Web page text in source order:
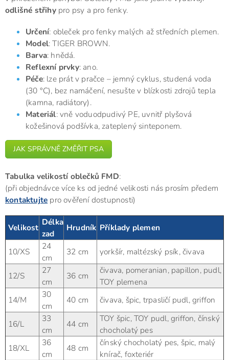
odlišné střihypro psy a pro fenky.
Určení: obleček pro fenky malých až středních plemen.
Model: TIGER BROWN.
Barva: hnědá.
Reflexní prvky: ano.
Péče: lze prát v pračce – jemný cyklus, studená voda
(30 °C), bez namáčení, nesušte v blízkosti zdrojů tepla
(kamna, radiátory).
Materiál: vně voduodpudivý PE, uvnitř plyšová
kožešinová podšívka, zateplený sinteponem.
JAK SPRÁVNĚ ZMĚŘIT PSA
Tabulka velikostí oblečků FMD:
(při objednávce více ks od jedné velikosti nás prosím předem
kontaktujte pro ověření dostupnosti)
Velikost
Délka
zad
Hrudník Příklady plemen
10/XS
24
cm
32 cm yorkšír, maltézský psík, čivava
12/S
27
cm
36 cm
čivava, pomeranian, papillon, pudl,
TOY plemena
14/M
30
cm
40 cm čivava, špic, trpasličí pudl, griffon
16/L
33
cm
44 cm
TOY špic, TOY pudl, griffon, čínský
chocholatý pes
18/XL
36
cm
48 cm
čínský chocholatý pes, špic, malý
knírač, foxteriér